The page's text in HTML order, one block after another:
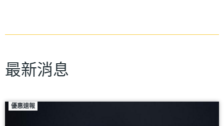
最新消息
優惠速報